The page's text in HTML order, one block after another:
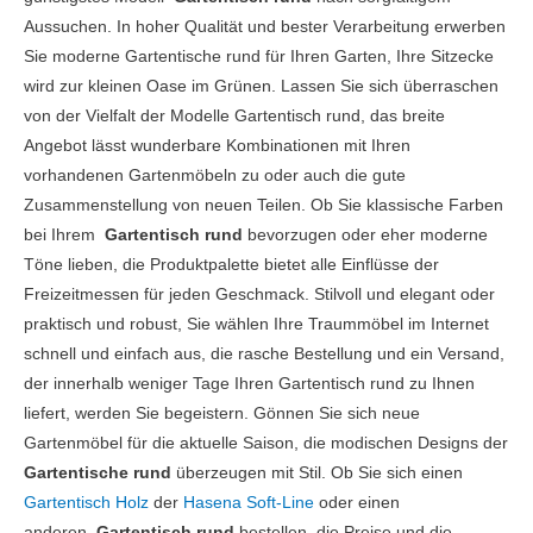
Aussuchen. In hoher Qualität und bester Verarbeitung erwerben
Sie moderne Gartentische rund für Ihren Garten, Ihre Sitzecke
wird zur kleinen Oase im Grünen. Lassen Sie sich überraschen
von der Vielfalt der Modelle Gartentisch rund, das breite
Angebot lässt wunderbare Kombinationen mit Ihren
vorhandenen Gartenmöbeln zu oder auch die gute
Zusammenstellung von neuen Teilen. Ob Sie klassische Farben
bei Ihrem Gartentisch rund bevorzugen oder eher moderne
Töne lieben, die Produktpalette bietet alle Einflüsse der
Freizeitmessen für jeden Geschmack. Stilvoll und elegant oder
praktisch und robust, Sie wählen Ihre Traummöbel im Internet
schnell und einfach aus, die rasche Bestellung und ein Versand,
der innerhalb weniger Tage Ihren Gartentisch rund zu Ihnen
liefert, werden Sie begeistern. Gönnen Sie sich neue
Gartenmöbel für die aktuelle Saison, die modischen Designs der
Gartentische rund überzeugen mit Stil. Ob Sie sich einen
Gartentisch Holz der Hasena Soft-Line oder einen